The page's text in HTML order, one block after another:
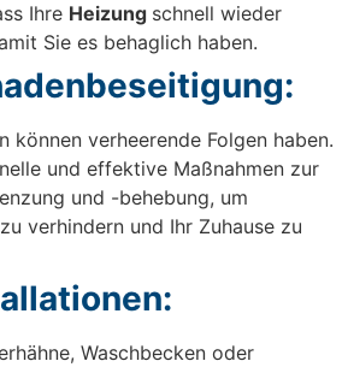
Ihre Heizung schnell wieder
Sie es behaglich haben.
können verheerende Folgen haben.
und effektive Maßnahmen zur
und -behebung, um
verhindern und Ihr Zuhause zu
Waschbecken oder